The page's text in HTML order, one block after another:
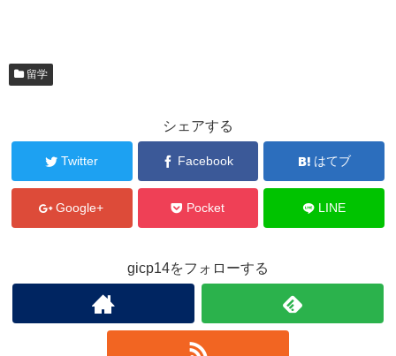
留学
シェアする
Twitter Facebook はてブ
Google+ Pocket LINE
gicp14をフォローする